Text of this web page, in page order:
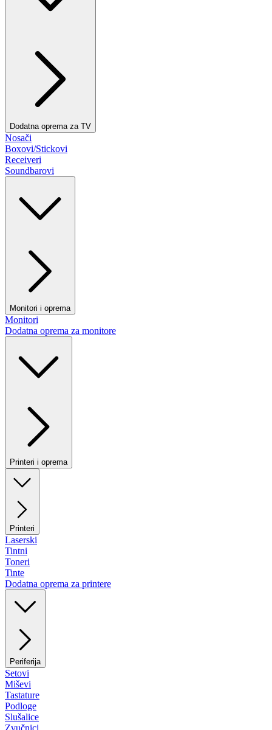
Dodatna oprema za TV
Nosači
Boxovi/Stickovi
Receiveri
Soundbarovi
Monitori i oprema
Monitori
Dodatna oprema za monitore
Printeri i oprema
Printeri
Laserski
Tintni
Toneri
Tinte
Dodatna oprema za printere
Periferija
Setovi
Miševi
Tastature
Podloge
Slušalice